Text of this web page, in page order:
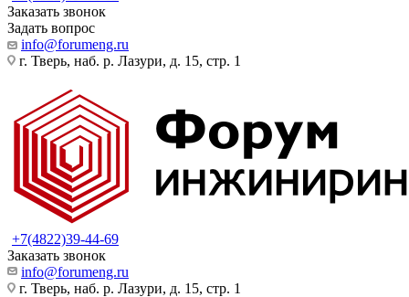
Заказать звонок
Задать вопрос
info@forumeng.ru
г. Тверь, наб. р. Лазури, д. 15, стр. 1
+7(4822)39-44-69
Заказать звонок
info@forumeng.ru
г. Тверь, наб. р. Лазури, д. 15, стр. 1